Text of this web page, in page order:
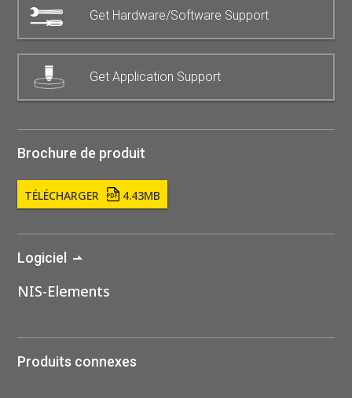
Get Hardware/Software Support
Get Application Support
Brochure de produit
TÉLÉCHARGER 4.43MB
Logiciel
NIS-Elements
Produits connexes